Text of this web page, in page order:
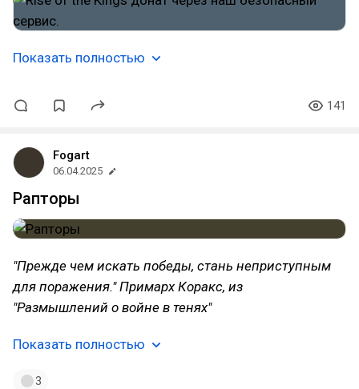
Показать полностью
141
Fogart
06.04.2025
Рапторы
"Прежде чем искать победы, стань неприступным
для поражения." Примарх Коракс, из
"Размышлений о войне в тенях"
Показать полностью
3